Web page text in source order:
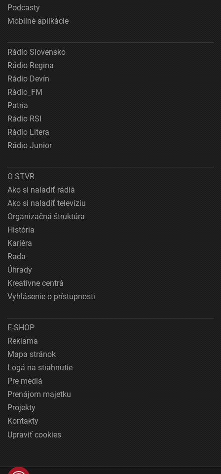
Podcasty
Mobilné aplikácie
Rádio Slovensko
Rádio Regina
Rádio Devín
Rádio_FM
Patria
Rádio RSI
Rádio Litera
Rádio Junior
O STVR
Ako si naladiť rádiá
Ako si naladiť televíziu
Organizačná štruktúra
História
Kariéra
Rada
Úhrady
Kreatívne centrá
Vyhlásenie o prístupnosti
E-SHOP
Reklama
Mapa stránok
Logá na stiahnutie
Pre médiá
Prenájom majetku
Projekty
Kontakty
Upraviť cookies